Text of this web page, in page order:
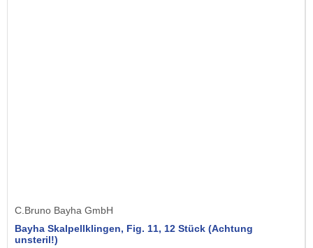
C.Bruno Bayha GmbH
Bayha Skalpellklingen, Fig. 11, 12 Stück (Achtung
unsteril!)